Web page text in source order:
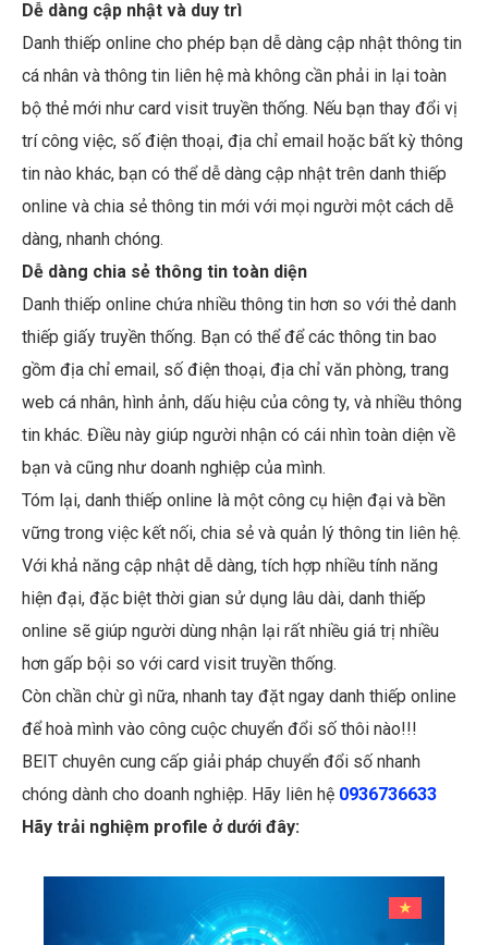
Dễ dàng cập nhật và duy trì
Danh thiếp online cho phép bạn dễ dàng cập nhật thông tin
cá nhân và thông tin liên hệ mà không cần phải in lại toàn
bộ thẻ mới như card visit truyền thống. Nếu bạn thay đổi vị
trí công việc, số điện thoại, địa chỉ email hoặc bất kỳ thông
tin nào khác, bạn có thể dễ dàng cập nhật trên danh thiếp
online và chia sẻ thông tin mới với mọi người một cách dễ
dàng, nhanh chóng.
Dễ dàng chia sẻ thông tin toàn diện
Danh thiếp online chứa nhiều thông tin hơn so với thẻ danh
thiếp giấy truyền thống. Bạn có thể để các thông tin bao
gồm địa chỉ email, số điện thoại, địa chỉ văn phòng, trang
web cá nhân, hình ảnh, dấu hiệu của công ty, và nhiều thông
tin khác. Điều này giúp người nhận có cái nhìn toàn diện về
bạn và cũng như doanh nghiệp của mình.
Tóm lại, danh thiếp online là một công cụ hiện đại và bền
vững trong việc kết nối, chia sẻ và quản lý thông tin liên hệ.
Với khả năng cập nhật dễ dàng, tích hợp nhiều tính năng
hiện đại, đặc biệt thời gian sử dụng lâu dài, danh thiếp
online sẽ giúp người dùng nhận lại rất nhiều giá trị nhiều
hơn gấp bội so với card visit truyền thống.
Còn chần chừ gì nữa, nhanh tay đặt ngay danh thiếp online
để hoà mình vào công cuộc chuyển đổi số thôi nào!!!
BEIT chuyên cung cấp giải pháp chuyển đổi số nhanh
chóng dành cho doanh nghiệp. Hãy liên hệ 0936736633
Hãy trải nghiệm profile ở dưới đây: